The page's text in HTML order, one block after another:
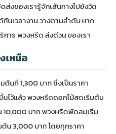
ส่งของเรารู้จักเส้นทางไปยังวัด
นเวลางาน วางตามลำดับ หาก
การพวงหรีด ส่งด่วนของเรา
เหนือ
ต้นที่ 1,300 บาท ซึ่งเป็นราคา
ไว้แล้ว พวงหรีดดอกไม้สดเริ่มต้น
10,000 บาท พวงหรีดพัดลมเริ่ม
น 3,000 บาท โดยทุกราคา